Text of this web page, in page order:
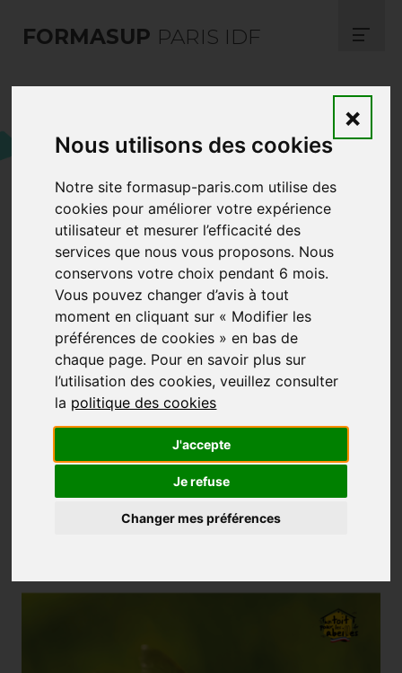
Nous utilisons des cookies
Notre site formasup-paris.com utilise des
cookies pour améliorer votre expérience
utilisateur et mesurer l’efficacité des
services que nous vous proposons. Nous
conservons votre choix pendant 6 mois.
Vous pouvez changer d’avis à tout
moment en cliquant sur « Modifier les
préférences de cookies » en bas de
chaque page. Pour en savoir plus sur
l’utilisation des cookies, veuillez consulter
la politique des cookies
J'accepte
Je refuse
Changer mes préférences
×
FORMASUP PARIS IDF
abeilles FORMASUP PARIS
IDF s'engage en faveur de
la biodiversité